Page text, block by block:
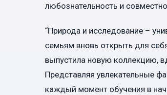
любознательность и
“Природа и исследование –
семьям вновь открыть для
выпустила новую коллекцию,
Представляя увлекательные
каждый момент обучения в